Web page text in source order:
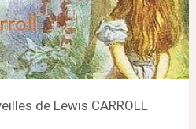
de Lewis CARROLL